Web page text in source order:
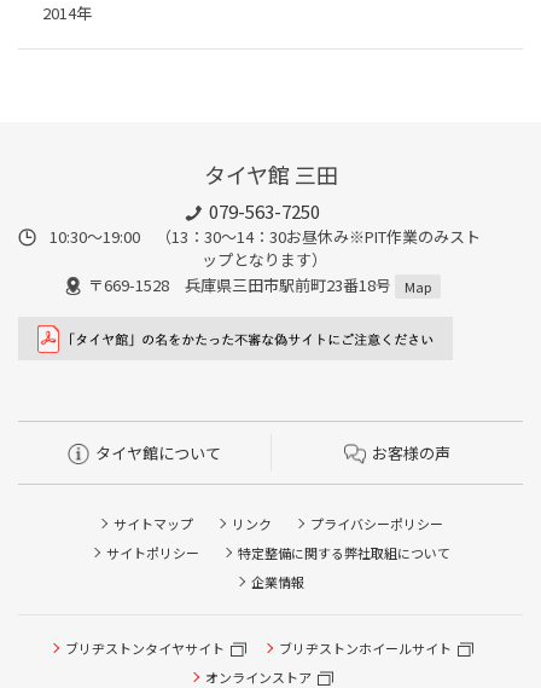
2014年
タイヤ館 三田
079-563-7250
10:30～19:00 （13：30～14：30お昼休み※PIT作業のみスト
ップとなります）
〒669-1528 兵庫県三田市駅前町23番18号
Map
タイヤ館について お客様の声
サイトマップ リンク
プライバシーポリシー
サイトポリシー
特定整備に関する弊社取組について
企業情報
ブリヂストンタイヤサイト
ブリヂストンホイールサイト
オンラインストア
タイヤ点検・安全点検/タイヤ履き替え/オイル交換/その他
ピット作業の予約